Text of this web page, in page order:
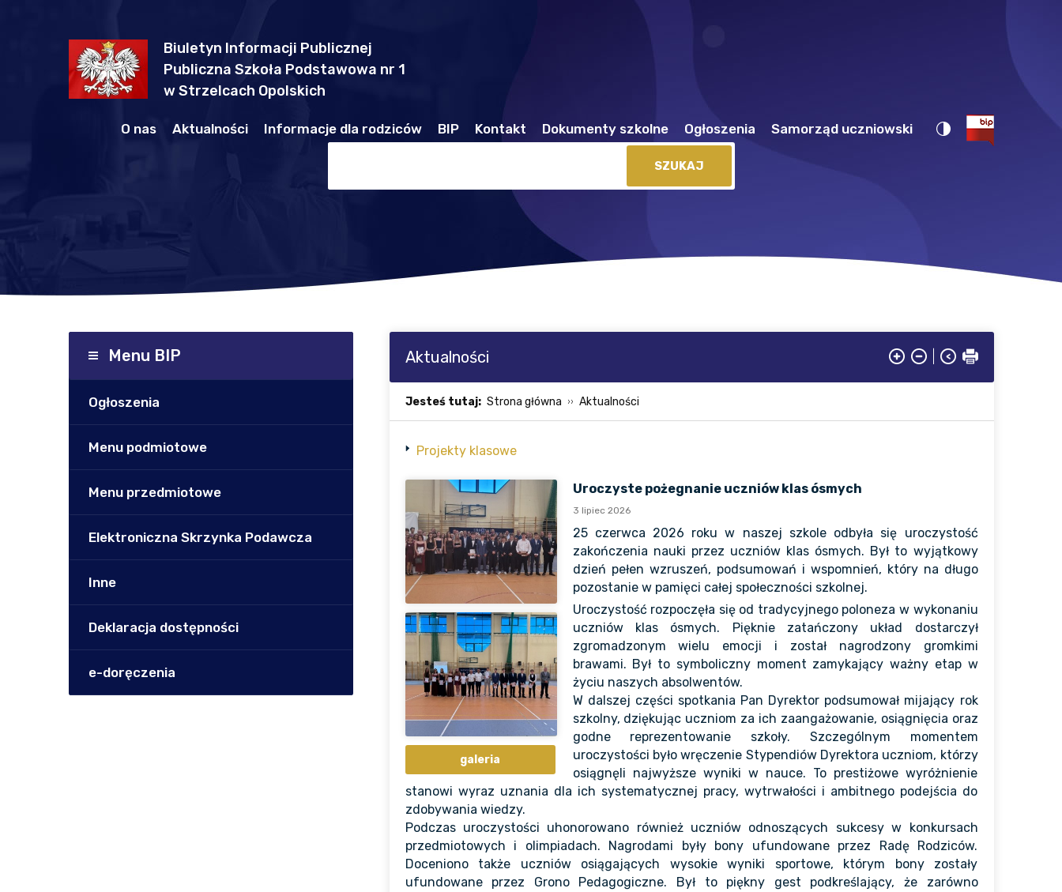
Biuletyn Informacji Publicznej
Publiczna Szkoła Podstawowa nr 1
w Strzelcach Opolskich
O nas Aktualności Informacje dla rodziców BIP Kontakt Dokumenty szkolne Ogłoszenia Samorząd uczniowski
Menu BIP
Ogłoszenia
Menu podmiotowe
Menu przedmiotowe
Elektroniczna Skrzynka Podawcza
Inne
Deklaracja dostępności
e-doręczenia
Aktualności
Jesteś tutaj: Strona główna Aktualności
Projekty klasowe
galeria
Uroczyste pożegnanie uczniów klas ósmych
3 lipiec 2026
25 czerwca 2026 roku w naszej szkole odbyła się uroczystość
zakończenia nauki przez uczniów klas ósmych. Był to wyjątkowy
dzień pełen wzruszeń, podsumowań i wspomnień, który na długo
pozostanie w pamięci całej społeczności szkolnej.
Uroczystość rozpoczęła się od tradycyjnego poloneza w wykonaniu
uczniów klas ósmych. Pięknie zatańczony układ dostarczył
zgromadzonym wielu emocji i został nagrodzony gromkimi
brawami. Był to symboliczny moment zamykający ważny etap w
życiu naszych absolwentów.
W dalszej części spotkania Pan Dyrektor podsumował mijający rok
szkolny, dziękując uczniom za ich zaangażowanie, osiągnięcia oraz
godne reprezentowanie szkoły. Szczególnym momentem
uroczystości było wręczenie Stypendiów Dyrektora uczniom, którzy
osiągnęli najwyższe wyniki w nauce. To prestiżowe wyróżnienie
stanowi wyraz uznania dla ich systematycznej pracy, wytrwałości i ambitnego podejścia do
zdobywania wiedzy.
Podczas uroczystości uhonorowano również uczniów odnoszących sukcesy w konkursach
przedmiotowych i olimpiadach. Nagrodami były bony ufundowane przez Radę Rodziców.
Doceniono także uczniów osiągających wysokie wyniki sportowe, którym bony zostały
ufundowane przez Grono Pedagogiczne. Był to piękny gest podkreślający, że zarówno